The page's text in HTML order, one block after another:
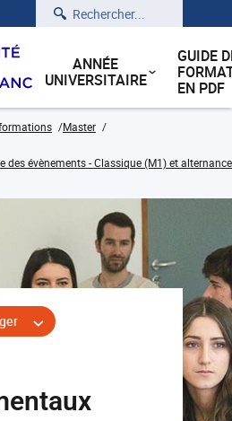
Rechercher
ANNÉE
UNIVERSITAIRE
GUIDE
EN PDF
Master
des évènements - Classique (M1) et